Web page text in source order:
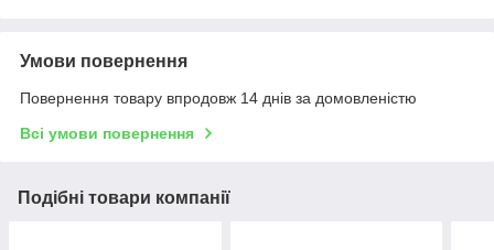
Умови повернення
Повернення товару впродовж 14 днів за домовленістю
Всі умови повернення
Подібні товари компанії